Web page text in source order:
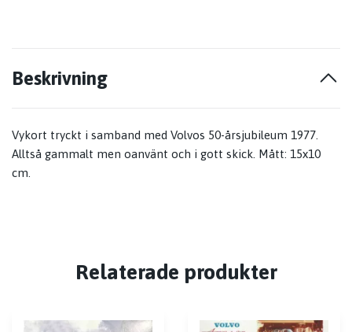
Beskrivning
Vykort tryckt i samband med Volvos 50-årsjubileum 1977.
Alltså gammalt men oanvänt och i gott skick. Mått: 15x10
cm.
Relaterade produkter